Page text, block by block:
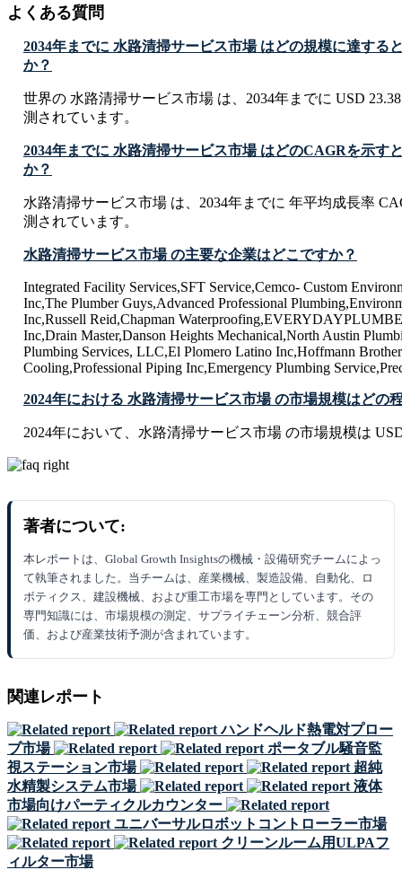
よくある質問
2034年までに 水路清掃サービス市場 はどの規模に達する
か？
世界の 水路清掃サービス市場 は、2034年までに USD
測されています。
2034年までに 水路清掃サービス市場 はどのCAGRを示す
か？
水路清掃サービス市場 は、2034年までに 年平均成長率
測されています。
水路清掃サービス市場 の主要な企業はどこですか？
Integrated Facility Services,SFT Service,Cemco- Custom
Inc,The Plumber Guys,Advanced Professional
Inc,Russell Reid,Chapman
Inc,Drain Master,Danson Heights Mechanical,North Austin
Plumbing Services, LLC,El Plomero Latino Inc,Hoffmann
Cooling,Professional Piping Inc,Emergency Plumbing
2024年における 水路清掃サービス市場 の市場規模はどの
2024年において、水路清掃サービス市場 の市場規模は
著者について:
本レポートは、Global Growth Insightsの機械・設備研究チームによっ
て執筆されました。当チームは、産業機械、製造設備、自動化、ロ
ボティクス、建設機械、および重工市場を専門としています。その
専門知識には、市場規模の測定、サプライチェーン分析、競合評
価、および産業技術予測が含まれています。
関連レポート
ハンドヘルド熱電対プロー
ブ市場
ポータブル騒音監
視ステーション市場
超純
水精製システム市場
液体
市場向けパーティクルカウンター
ユニバーサルロボットコントローラー市場
クリーンルーム用ULPAフ
ィルター市場